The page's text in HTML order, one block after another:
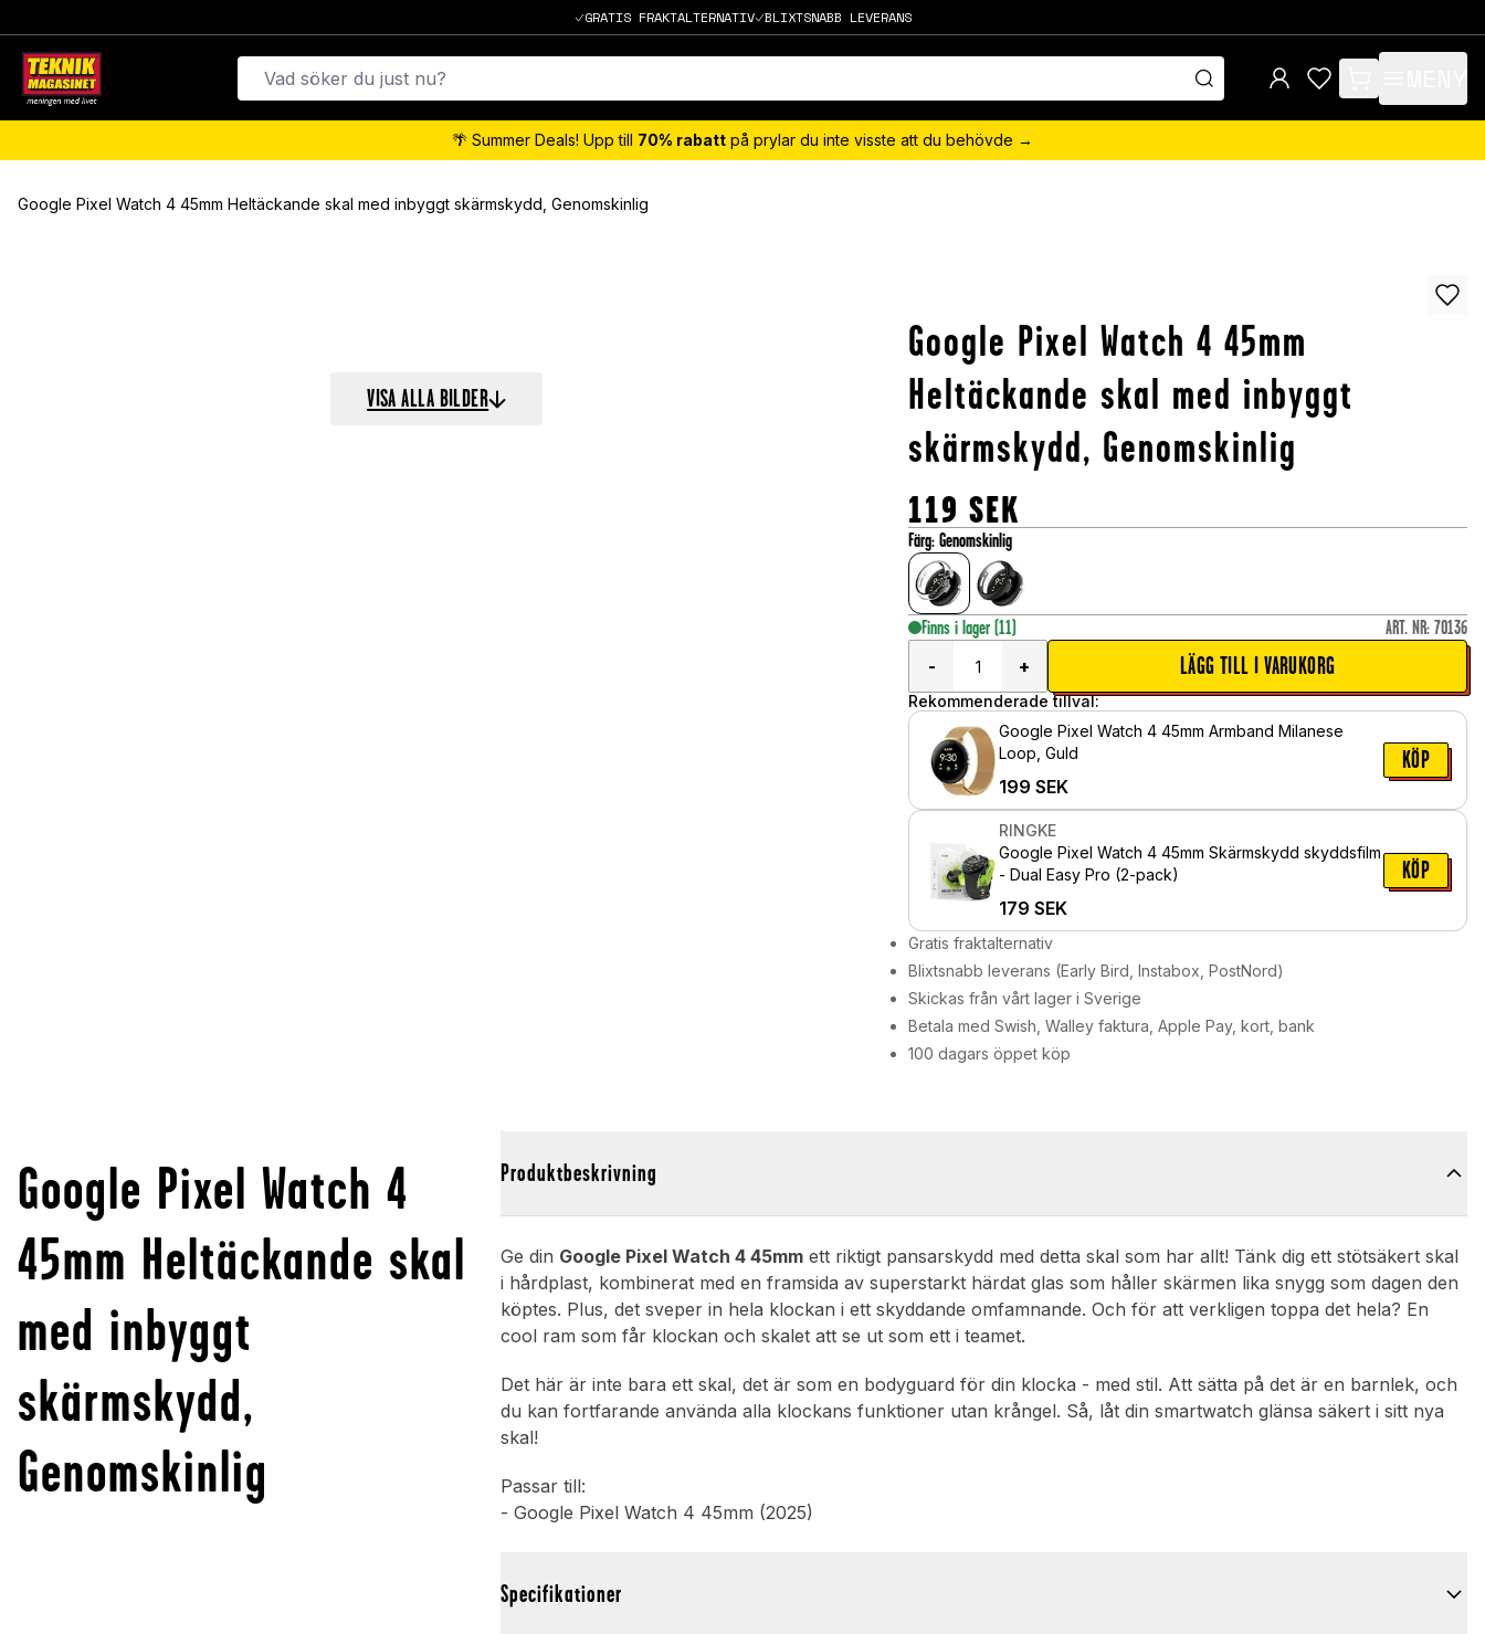
GRATIS FRAKTALTERNATIV BLIXTSNABB LEVERANS
items in cart, view
🌴 Summer Deals! Upp till 70% rabatt på prylar du inte visste att du behövde →
Google Pixel Watch 4 45mm Heltäckande skal med inbyggt skärmskydd, Genomskinlig
VISA ALLA BILDER
Google Pixel Watch 4 45mm
Heltäckande skal med inbyggt
skärmskydd, Genomskinlig
119 SEK
Färg:Genomskinlig
Finns i lager (11) ART. NR: 70136
-
+ LÄGG TILL I VARUKORG
Rekommenderade tillval:
Google Pixel Watch 4 45mm Armband Milanese
Loop, Guld
199 SEK
KÖP
RINGKE
Google Pixel Watch 4 45mm Skärmskydd skyddsfilm
- Dual Easy Pro (2-pack)
179 SEK
KÖP
Gratis fraktalternativ
Blixtsnabb leverans (Early Bird, Instabox, PostNord)
Skickas från vårt lager i Sverige
Betala med Swish, Walley faktura, Apple Pay, kort, bank
100 dagars öppet köp
Google Pixel Watch 4
45mm Heltäckande skal
med inbyggt
skärmskydd,
Genomskinlig
Produktbeskrivning
Ge din Google Pixel Watch 4 45mm ett riktigt pansarskydd med detta skal som har allt! Tänk dig ett stötsäkert skal
i hårdplast, kombinerat med en framsida av superstarkt härdat glas som håller skärmen lika snygg som dagen den
köptes. Plus, det sveper in hela klockan i ett skyddande omfamnande. Och för att verkligen toppa det hela? En
cool ram som får klockan och skalet att se ut som ett i teamet.
Det här är inte bara ett skal, det är som en bodyguard för din klocka - med stil. Att sätta på det är en barnlek, och
du kan fortfarande använda alla klockans funktioner utan krångel. Så, låt din smartwatch glänsa säkert i sitt nya
skal!
Passar till:
- Google Pixel Watch 4 45mm (2025)
Specifikationer